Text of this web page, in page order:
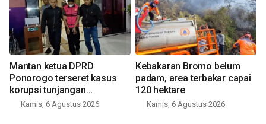
Mantan ketua DPRD
Ponorogo terseret kasus
korupsi tunjangan
perumahan
Kamis, 6 Agustus 2026
Kebakaran Bromo belum
padam, area terbakar capai
120 hektare
Kamis, 6 Agustus 2026